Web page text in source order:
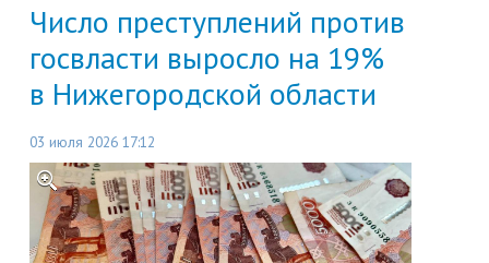
Число преступлений против
госвласти выросло на 19%
в Нижегородской области
03 июля 2026 17:12